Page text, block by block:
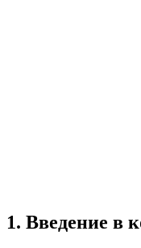
1. Введение в